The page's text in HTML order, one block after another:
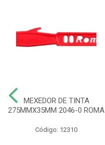
MEXEDOR DE TINTA
275MMX35MM 2046-0 ROMA
Código: 12310